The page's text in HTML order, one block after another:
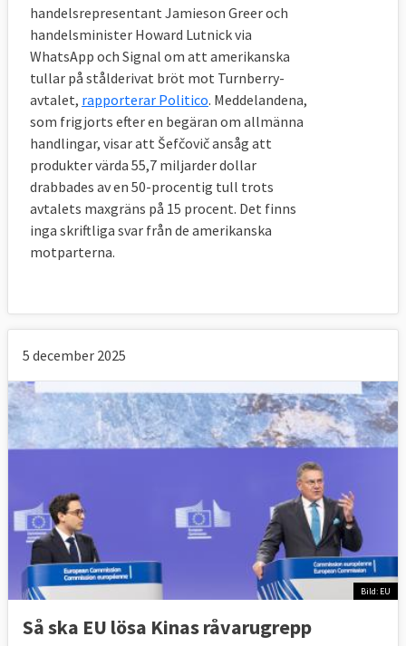
handelsrepresentant Jamieson Greer och
handelsminister Howard Lutnick via
WhatsApp och Signal om att amerikanska
tullar på stålderivat bröt mot Turnberry-
avtalet, rapporterar Politico. Meddelandena,
som frigjorts efter en begäran om allmänna
handlingar, visar att Šefčovič ansåg att
produkter värda 55,7 miljarder dollar
drabbades av en 50-procentig tull trots
avtalets maxgräns på 15 procent. Det finns
inga skriftliga svar från de amerikanska
motparterna.
5 december 2025
Bild: EU
Så ska EU lösa Kinas råvarugrepp